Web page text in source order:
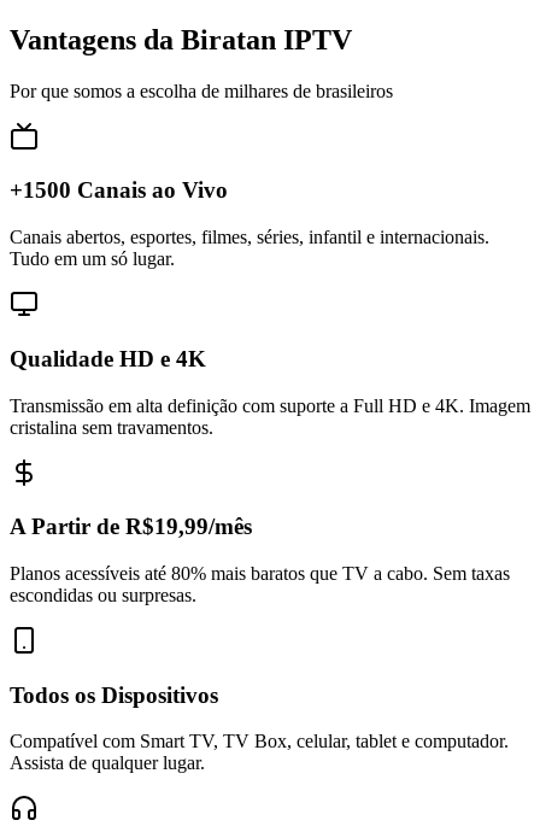
Vantagens da Biratan IPTV
Por que somos a escolha de milhares de brasileiros
+1500 Canais ao Vivo
Canais abertos, esportes, filmes, séries, infantil e internacionais.
Tudo em um só lugar.
Qualidade HD e 4K
Transmissão em alta definição com suporte a Full HD e 4K. Imagem
cristalina sem travamentos.
A Partir de R$19,99/mês
Planos acessíveis até 80% mais baratos que TV a cabo. Sem taxas
escondidas ou surpresas.
Todos os Dispositivos
Compatível com Smart TV, TV Box, celular, tablet e computador.
Assista de qualquer lugar.